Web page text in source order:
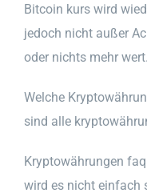
Bitcoin kurs wird
jedoch nicht außer
oder nichts mehr wert.
Welche
sind alle
Kryptowährungen
wird es nicht einfach